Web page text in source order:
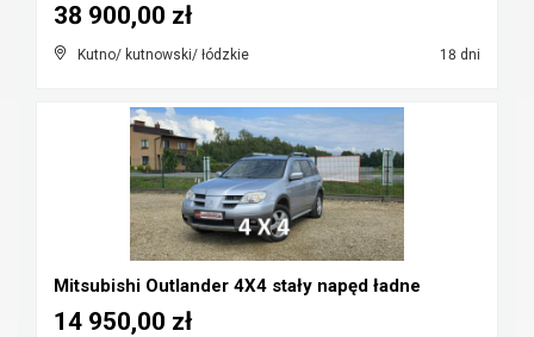
Kutno/ kutnowski/ łódzkie 18 dni
38 900,00 zł
Mitsubishi Outlander 4X4 stały napęd ładne
14 950,00 zł